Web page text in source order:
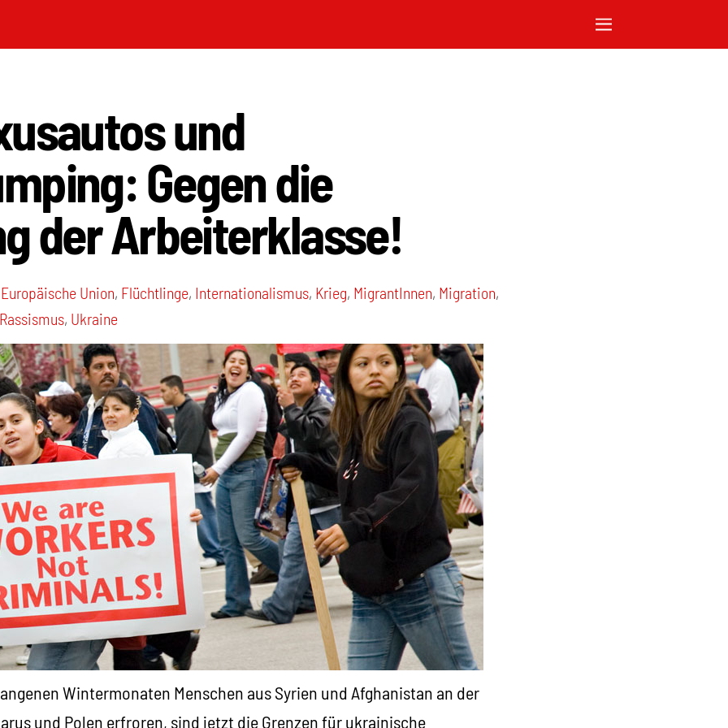
und
Gegen die
der Arbeiterklasse!
Europäische Union, Flüchtlinge, Internationalismus, Krieg, MigrantInnen, Migration,
Rassismus, Ukraine
Wintermonaten Menschen aus Syrien und Afghanistan an der
und Polen erfroren, sind jetzt die Grenzen für ukrainische